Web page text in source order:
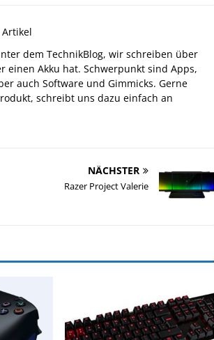
Artikel
dem TechnikBlog, wir schreiben über
einen Akku hat. Schwerpunkt sind Apps,
auch Software und Gimmicks. Gerne
schreibt uns dazu einfach an
NÄCHSTER
Razer Project Valerie